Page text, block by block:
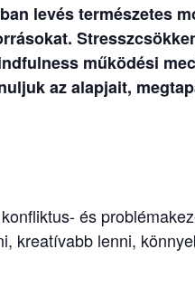
levés természetes
működési
az alapjait,
és
kreatívabb lenni,